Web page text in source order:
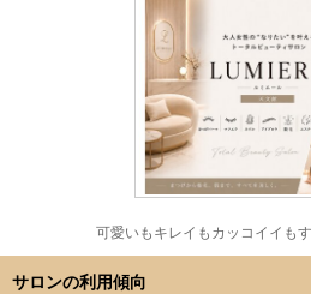
可愛いもキレイもカッコイイも
サロンの利用傾向